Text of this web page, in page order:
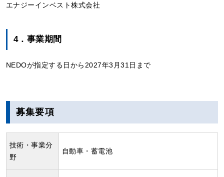
エナジーインベスト株式会社
4．事業期間
NEDOが指定する日から2027年3月31日まで
募集要項
技術・事業分
野
自動車・蓄電池